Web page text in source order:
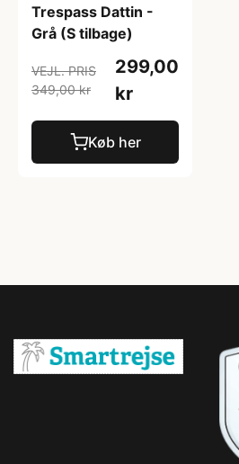
Trespass Dattin -
Grå (S tilbage)
VEJL. PRIS
349,00 kr
299,00
kr
Køb her